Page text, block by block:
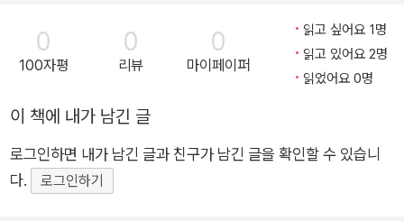
0
100자평
0
리뷰
0
마이페이퍼
읽고 싶어요 1명
읽고 있어요 2명
읽었어요 0명
이 책에 내가 남긴 글
로그인하면 내가 남긴 글과 친구가 남긴 글을 확인할 수 있습니
다.
로그인하기